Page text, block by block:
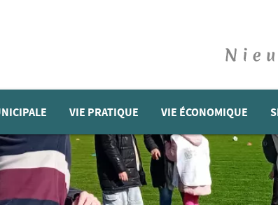
VIE PRATIQUE VIE ÉCONOMIQUE